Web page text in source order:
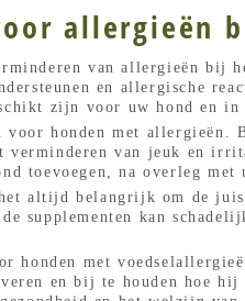
allergieën
van allergieën bij
en allergische
zijn voor uw hond en in
honden met allergieën.
verminderen van jeuk en
toevoegen, na overleg met
altijd belangrijk om de
supplementen kan
honden met
en bij te houden hoe hij